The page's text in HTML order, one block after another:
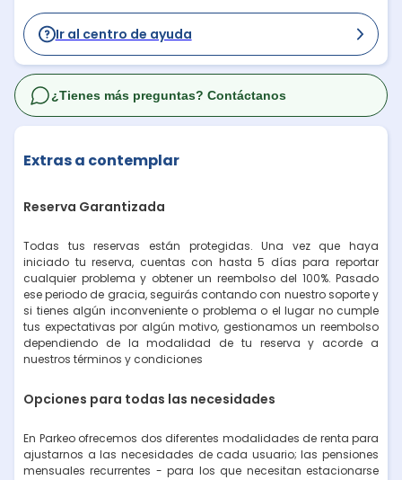
Ir al centro de ayuda
Extras a contemplar
Reserva Garantizada
Todas tus reservas están protegidas. Una vez que haya
iniciado tu reserva, cuentas con hasta 5 días para reportar
cualquier problema y obtener un reembolso del 100%. Pasado
ese periodo de gracia, seguirás contando con nuestro soporte y
si tienes algún inconveniente o problema o el lugar no cumple
tus expectativas por algún motivo, gestionamos un reembolso
dependiendo de la modalidad de tu reserva y acorde a
nuestros términos y condiciones
Opciones para todas las necesidades
En Parkeo ofrecemos dos diferentes modalidades de renta para
ajustarnos a las necesidades de cada usuario; las pensiones
mensuales recurrentes - para los que necesitan estacionarse
¿Tienes más preguntas? Contáctanos